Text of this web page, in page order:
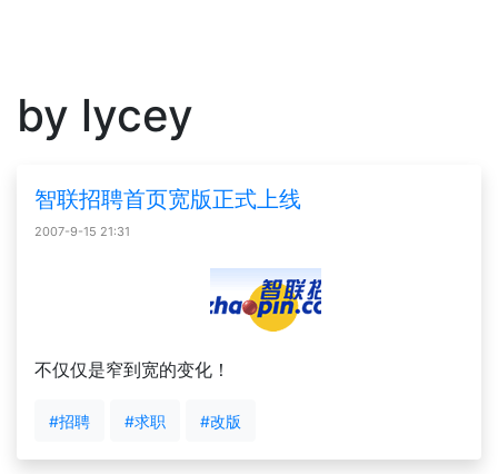
by lycey
智联招聘首页宽版正式上线
2007-9-15 21:31
不仅仅是窄到宽的变化！
#招聘 #求职 #改版